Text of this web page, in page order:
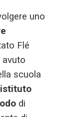
uno
Flé
avuto
scuola
di